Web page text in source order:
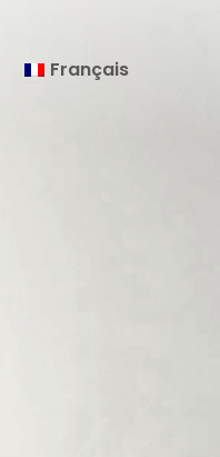
Français